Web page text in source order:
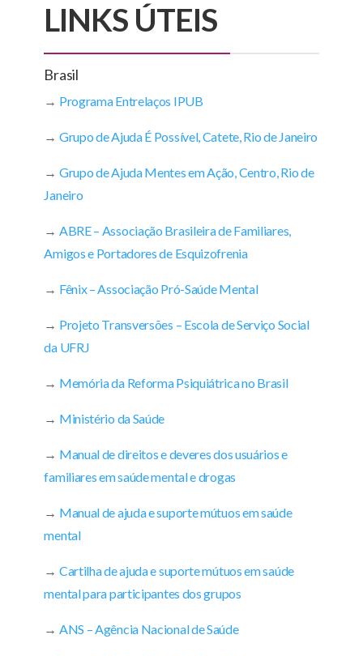
LINKS ÚTEIS
Brasil
→ Programa Entrelaços IPUB
→ Grupo de Ajuda É Possível, Catete, Rio de Janeiro
→ Grupo de Ajuda Mentes em Ação, Centro, Rio de
Janeiro
→ ABRE – Associação Brasileira de Familiares,
Amigos e Portadores de Esquizofrenia
→ Fênix – Associação Pró-Saúde Mental
→ Projeto Transversões – Escola de Serviço Social
da UFRJ
→ Memória da Reforma Psiquiátrica no Brasil
→ Ministério da Saúde
→ Manual de direitos e deveres dos usuários e
familiares em saúde mental e drogas
→ Manual de ajuda e suporte mútuos em saúde
mental
→ Cartilha de ajuda e suporte mútuos em saúde
mental para participantes dos grupos
→ ANS – Agência Nacional de Saúde